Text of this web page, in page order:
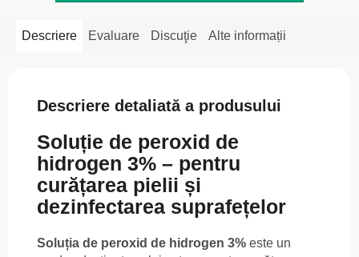
Descriere Evaluare Discuţie Alte informații
Descriere detaliată a produsului
Soluție de peroxid de
hidrogen 3% – pentru
curățarea pielii și
dezinfectarea suprafețelor
Soluția de peroxid de hidrogen 3% este un